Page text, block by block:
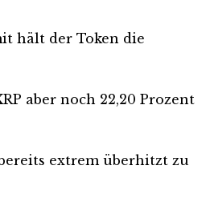
hält der Token die
aber noch 22,20 Prozent
extrem überhitzt zu